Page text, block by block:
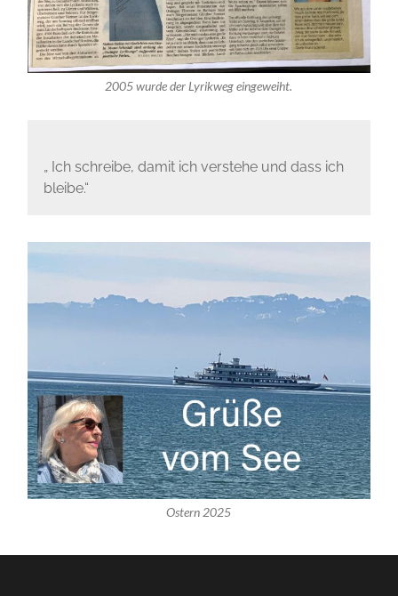
2005 wurde der Lyrikweg eingeweiht.
„ Ich schreibe, damit ich verstehe und dass ich
bleibe.“
Ostern 2025